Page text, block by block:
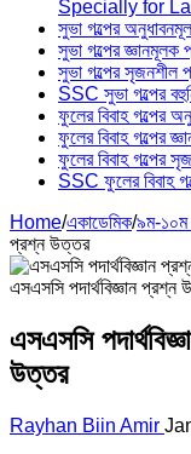
Specially for
সুভা গল্পের
সুভা গল্পের
সুভা গল্পের সৃজনশীল
SSC সুভা গল্পের
ফুলের বিবাহ গল্পের
ফুলের বিবাহ গল্পের
ফুলের বিবাহ গল্পের
SSC ফুলের বিবাহ
Home/একাডেমিক/৯ম-১০ম
প্রশ্ন উত্তর
এসএসসি পদার্থবিজ্ঞান প্রশ্ন
এসএসসি
উত্তর
Rayhan Biin Amir